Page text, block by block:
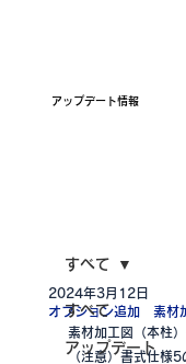
アップデート情報
すべて
アップデート
すべて
オプション追加 素材
2024年3月12日
素材加工図（本柱
（注意）書式仕様5